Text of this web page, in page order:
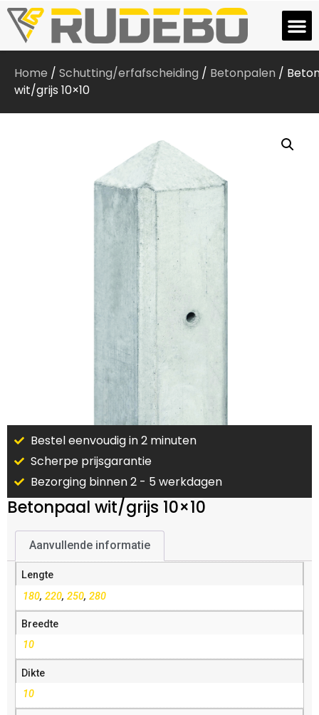
Home / Schutting/erfafscheiding / Betonpalen /
wit/grijs 10×10
Bestel eenvoudig in 2 minuten
Scherpe prijsgarantie
Bezorging binnen 2 - 5 werkdagen
Betonpaal wit/grijs 10×10
Aanvullende informatie
Lengte
180, 220, 250, 280
Breedte
10
Dikte
10